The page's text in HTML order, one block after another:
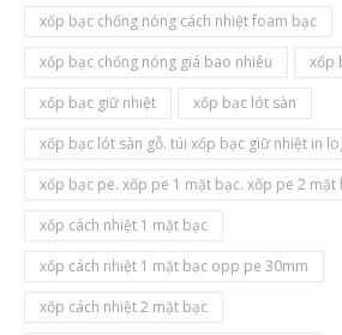
xốp bạc chống nóng cách nhiệt foam bạc
xốp bạc chống nóng giá bao nhiêu
xốp
xốp bạc giữ nhiệt
xốp bạc lót sàn
xốp bạc lót sàn gỗ. túi xốp bạc giữ nhiệt in
xốp bạc pe. xốp pe 1 mặt bạc. xốp pe 2 mặt
xốp cách nhiệt 1 mặt bạc
xốp cách nhiệt 1 mặt bạc opp pe 30mm
xốp cách nhiệt 2 mặt bạc